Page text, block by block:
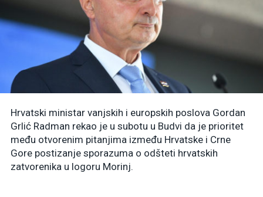
Hrvatski ministar vanjskih i europskih poslova Gordan
Grlić Radman rekao je u subotu u Budvi da je prioritet
među otvorenim pitanjima između Hrvatske i Crne
Gore postizanje sporazuma o odšteti hrvatskih
zatvorenika u logoru Morinj.